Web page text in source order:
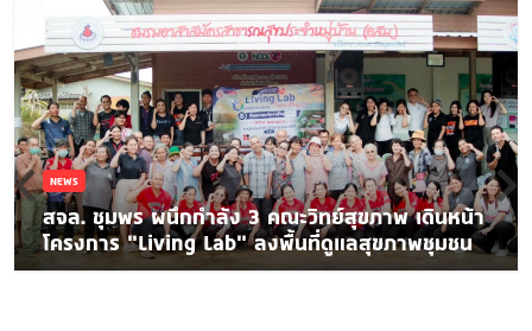
NEWS
สจล. ชุมพร ผนึกกำลัง 3 คณะวิทย์สุขภาพ เดินหน้า
โครงการ “Living Lab” ลงพื้นที่ดูแลสุขภาพชุมชน